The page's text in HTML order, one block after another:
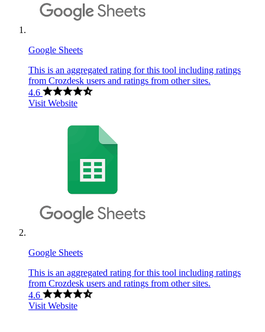
Google Sheets
This is an aggregated rating for this tool including ratings
from Crozdesk users and ratings from other sites.
4.6
Visit Website
Google Sheets
This is an aggregated rating for this tool including ratings
from Crozdesk users and ratings from other sites.
4.6
Visit Website